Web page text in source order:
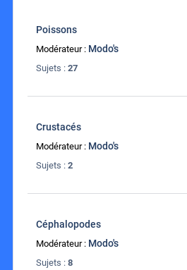
Poissons
Modérateur : Modo's
Sujets : 27
Crustacés
Modérateur : Modo's
Sujets : 2
Céphalopodes
Modérateur : Modo's
Sujets : 8